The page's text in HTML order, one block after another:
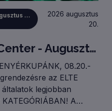
Lotusz Medical Center - Augusztus 20-i Zsíroskenyérkupa
2026 augusztus
20.
Lotusz Medical Center - Augusztus 20-i Zsíroskenyérkupa
08.20.-
az ELTE
legjobban
A